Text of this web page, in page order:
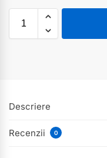
Descriere
Recenzii 0